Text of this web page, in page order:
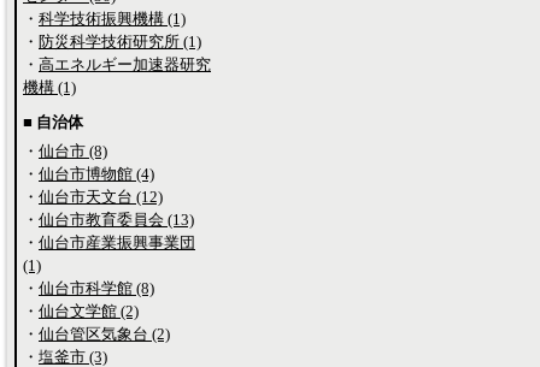
・ 科学技術振興機構 (1)
・ 防災科学技術研究所 (1)
・ 高エネルギー加速器研究
機構 (1)
■ 自治体
・ 仙台市 (8)
・ 仙台市博物館 (4)
・ 仙台市天文台 (12)
・ 仙台市教育委員会 (13)
・ 仙台市産業振興事業団
(1)
・ 仙台市科学館 (8)
・ 仙台文学館 (2)
・ 仙台管区気象台 (2)
・ 塩釜市 (3)